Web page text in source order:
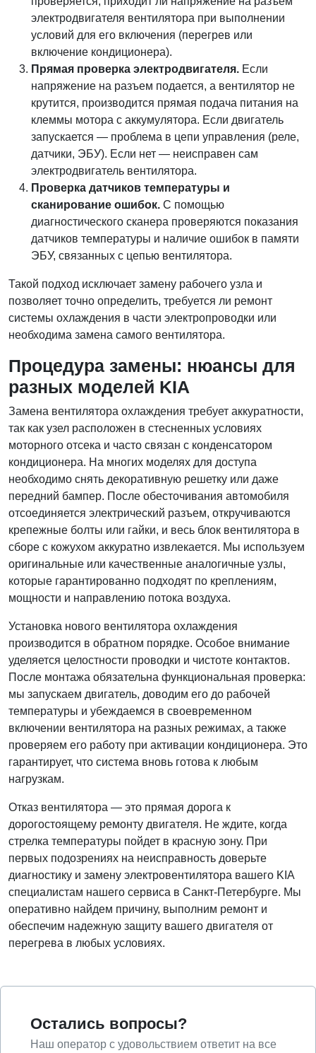
электродвигателя вентилятора при выполнении
условий для его включения (перегрев или
включение кондиционера).
Прямая проверка электродвигателя. Если
напряжение на разъем подается, а вентилятор не
крутится, производится прямая подача питания на
клеммы мотора с аккумулятора. Если двигатель
запускается — проблема в цепи управления (реле,
датчики, ЭБУ). Если нет — неисправен сам
электродвигатель вентилятора.
Проверка датчиков температуры и
сканирование ошибок. С помощью
диагностического сканера проверяются показания
датчиков температуры и наличие ошибок в памяти
ЭБУ, связанных с цепью вентилятора.
Такой подход исключает замену рабочего узла и
позволяет точно определить, требуется ли ремонт
системы охлаждения в части электропроводки или
необходима замена самого вентилятора.
Процедура замены: нюансы для
разных моделей KIA
Замена вентилятора охлаждения требует аккуратности,
так как узел расположен в стесненных условиях
моторного отсека и часто связан с конденсатором
кондиционера. На многих моделях для доступа
необходимо снять декоративную решетку или даже
передний бампер. После обесточивания автомобиля
отсоединяется электрический разъем, откручиваются
крепежные болты или гайки, и весь блок вентилятора в
сборе с кожухом аккуратно извлекается. Мы используем
оригинальные или качественные аналогичные узлы,
которые гарантированно подходят по креплениям,
мощности и направлению потока воздуха.
Установка нового вентилятора охлаждения
производится в обратном порядке. Особое внимание
уделяется целостности проводки и чистоте контактов.
После монтажа обязательна функциональная проверка:
мы запускаем двигатель, доводим его до рабочей
температуры и убеждаемся в своевременном
включении вентилятора на разных режимах, а также
проверяем его работу при активации кондиционера. Это
гарантирует, что система вновь готова к любым
нагрузкам.
Отказ вентилятора — это прямая дорога к
дорогостоящему ремонту двигателя. Не ждите, когда
стрелка температуры пойдет в красную зону. При
первых подозрениях на неисправность доверьте
диагностику и замену электровентилятора вашего KIA
специалистам нашего сервиса в Санкт-Петербурге. Мы
оперативно найдем причину, выполним ремонт и
обеспечим надежную защиту вашего двигателя от
перегрева в любых условиях.
Остались вопросы?
Наш оператор с удовольствием ответит на все